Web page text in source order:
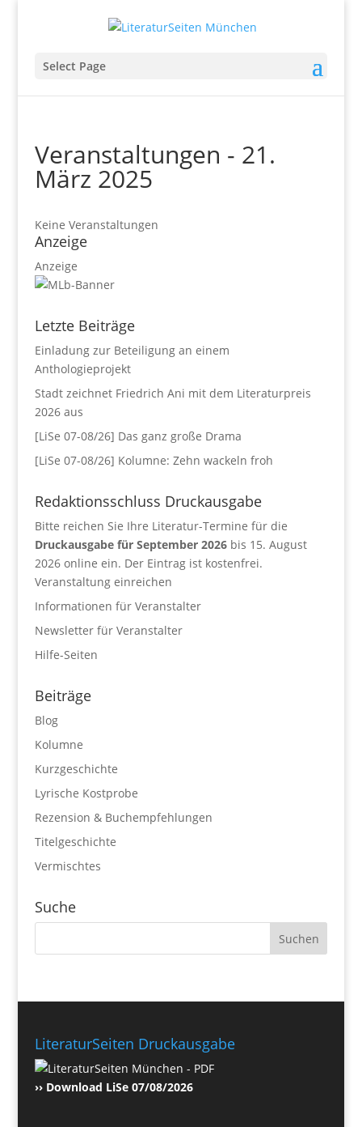
Select Page
Veranstaltungen - 21.
März 2025
Keine Veranstaltungen
Anzeige
Anzeige
Letzte Beiträge
Einladung zur Beteiligung an einem
Anthologieprojekt
Stadt zeichnet Friedrich Ani mit dem Literaturpreis
2026 aus
[LiSe 07-08/26] Das ganz große Drama
[LiSe 07-08/26] Kolumne: Zehn wackeln froh
Redaktionsschluss Druckausgabe
Bitte reichen Sie Ihre Literatur-Termine für die
Druckausgabe für September 2026bis 15. August
2026 online ein. Der Eintrag ist kostenfrei.
Veranstaltung einreichen
Informationen für Veranstalter
Newsletter für Veranstalter
Hilfe-Seiten
Beiträge
Blog
Kolumne
Kurzgeschichte
Lyrische Kostprobe
Rezension & Buchempfehlungen
Titelgeschichte
Vermischtes
Suche
LiteraturSeiten Druckausgabe
›› Download LiSe 07/08/2026